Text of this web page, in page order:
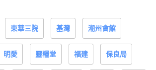
東華三院 基灣 潮州會館
明愛 靈糧堂 福建 保良局